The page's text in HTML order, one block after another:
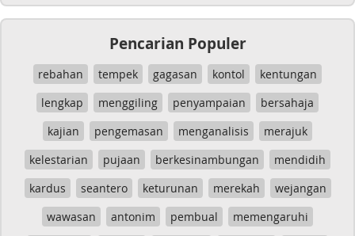
Pencarian Populer
rebahan tempek gagasan kontol
kentungan
lengkap
menggiling penyampaian
bersahaja
kajian
pengemasan menganalisis
merajuk
kelestarian
pujaan berkesinambungan
mendidih
kardus
seantero keturunan merekah
wejangan
wawasan
antonim pembual
memengaruhi